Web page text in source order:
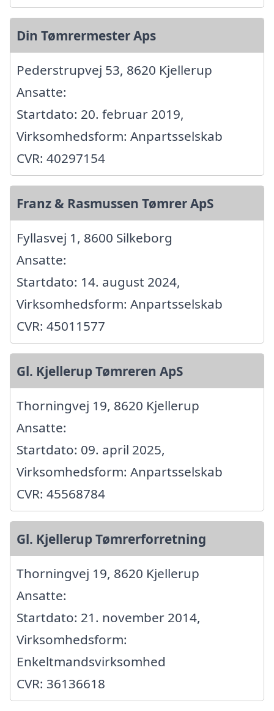
Din Tømrermester Aps
Pederstrupvej 53, 8620 Kjellerup
Ansatte:
Startdato: 20. februar 2019,
Virksomhedsform: Anpartsselskab
CVR: 40297154
Franz & Rasmussen Tømrer ApS
Fyllasvej 1, 8600 Silkeborg
Ansatte:
Startdato: 14. august 2024,
Virksomhedsform: Anpartsselskab
CVR: 45011577
Gl. Kjellerup Tømreren ApS
Thorningvej 19, 8620 Kjellerup
Ansatte:
Startdato: 09. april 2025,
Virksomhedsform: Anpartsselskab
CVR: 45568784
Gl. Kjellerup Tømrerforretning
Thorningvej 19, 8620 Kjellerup
Ansatte:
Startdato: 21. november 2014,
Virksomhedsform:
Enkeltmandsvirksomhed
CVR: 36136618